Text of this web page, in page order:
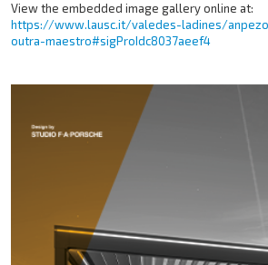
View the embedded image gallery online at:
https://www.lausc.it/valedes-ladines/
outra-maestro#sigProIdc8037aeef4